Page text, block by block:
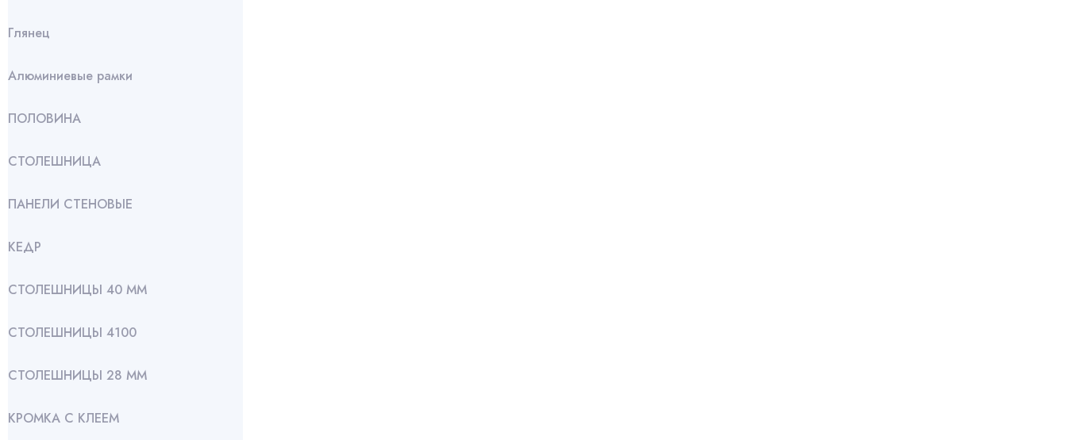
Глянец
Алюминиевые рамки
ПОЛОВИНА
СТОЛЕШНИЦА
ПАНЕЛИ СТЕНОВЫЕ
КЕДР
СТОЛЕШНИЦЫ 40 ММ
СТОЛЕШНИЦЫ 4100
СТОЛЕШНИЦЫ 28 ММ
КРОМКА С КЛЕЕМ